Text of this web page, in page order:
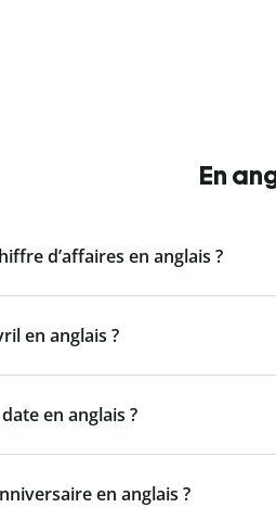
En
d’affaires en anglais ?
en anglais ?
en anglais ?
en anglais ?